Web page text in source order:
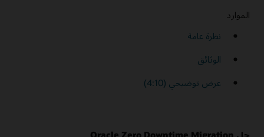
الموارد
نظرة عامة
الوثائق
عرض توضيحي (4:10)
حل Oracle Zero Downtime Migration